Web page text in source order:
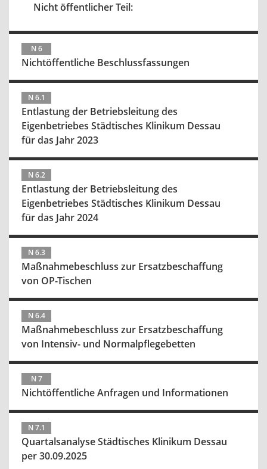
Nicht öffentlicher Teil:
N 6
Nichtöffentliche Beschlussfassungen
N 6.1
Entlastung der Betriebsleitung des
Eigenbetriebes Städtisches Klinikum Dessau
für das Jahr 2023
N 6.2
Entlastung der Betriebsleitung des
Eigenbetriebes Städtisches Klinikum Dessau
für das Jahr 2024
N 6.3
Maßnahmebeschluss zur Ersatzbeschaffung
von OP-Tischen
N 6.4
Maßnahmebeschluss zur Ersatzbeschaffung
von Intensiv- und Normalpflegebetten
N 7
Nichtöffentliche Anfragen und Informationen
N 7.1
Quartalsanalyse Städtisches Klinikum Dessau
per 30.09.2025